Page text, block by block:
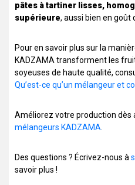
pâtes à tartiner lisses,
supérieure, aussi bien en goût
Pour en savoir plus sur la
KADZAMA transforment les
soyeuses de haute qualité,
Qu’est-ce qu’un mélangeur et
Améliorez votre production dès
mélangeurs KADZAMA
Des questions ? Écrivez-nous à
savoir plus !